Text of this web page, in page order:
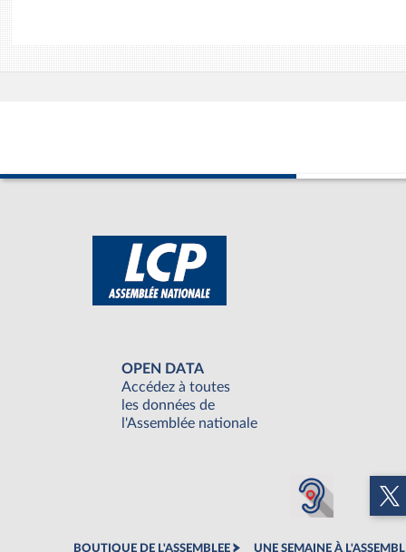
OPEN DATA
Accédez à toutes
les données de
l'Assemblée nationale
BOUTIQUE DE L'ASSEMBLEE UNE SEMAINE À